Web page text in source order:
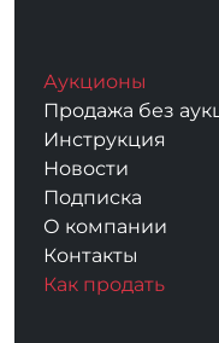
Аукционы
Продажа без
Инструкция
Новости
Подписка
О компании
Контакты
Как продать